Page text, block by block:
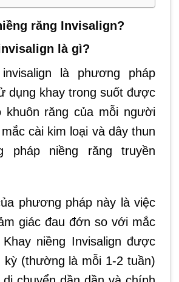
răng Invisalign?
là gì?
là phương pháp
dụng khay trong suốt được
khuôn răng của mỗi người
cài kim loại và dây thun
pháp niềng răng truyền
phương pháp này là việc
giác đau đớn so với mắc
niềng Invisalign được
kỳ (thường là mỗi 1-2 tuần)